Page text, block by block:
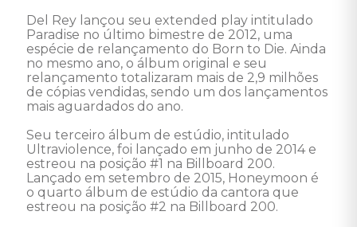
Del Rey lançou seu extended play intitulado
Paradise no último bimestre de 2012, uma
espécie de relançamento do Born to Die. Ainda
no mesmo ano, o álbum original e seu
relançamento totalizaram mais de 2,9 milhões
de cópias vendidas, sendo um dos lançamentos
mais aguardados do ano.
Seu terceiro álbum de estúdio, intitulado
Ultraviolence, foi lançado em junho de 2014 e
estreou na posição #1 na Billboard 200.
Lançado em setembro de 2015, Honeymoon é
o quarto álbum de estúdio da cantora que
estreou na posição #2 na Billboard 200.